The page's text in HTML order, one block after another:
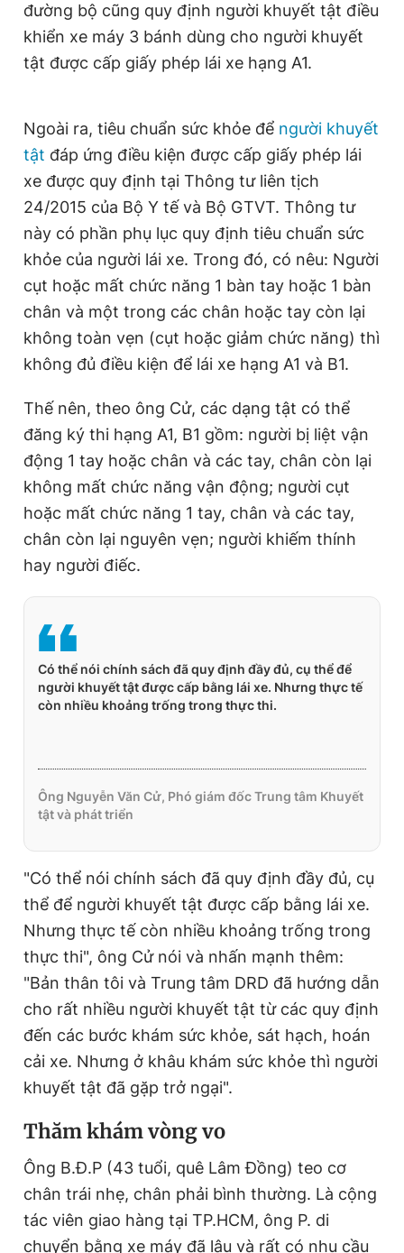
đường bộ cũng quy định người khuyết tật điều
khiển xe máy 3 bánh dùng cho người khuyết
tật được cấp giấy phép lái xe hạng A1.
Ngoài ra, tiêu chuẩn sức khỏe để người khuyết
tật đáp ứng điều kiện được cấp giấy phép lái
xe được quy định tại Thông tư liên tịch
24/2015 của Bộ Y tế và Bộ GTVT. Thông tư
này có phần phụ lục quy định tiêu chuẩn sức
khỏe của người lái xe. Trong đó, có nêu: Người
cụt hoặc mất chức năng 1 bàn tay hoặc 1 bàn
chân và một trong các chân hoặc tay còn lại
không toàn vẹn (cụt hoặc giảm chức năng) thì
không đủ điều kiện để lái xe hạng A1 và B1.
Thế nên, theo ông Cử, các dạng tật có thể
đăng ký thi hạng A1, B1 gồm: người bị liệt vận
động 1 tay hoặc chân và các tay, chân còn lại
không mất chức năng vận động; người cụt
hoặc mất chức năng 1 tay, chân và các tay,
chân còn lại nguyên vẹn; người khiếm thính
hay người điếc.
Có thể nói chính sách đã quy định đầy đủ, cụ thể để
người khuyết tật được cấp bằng lái xe. Nhưng thực tế
còn nhiều khoảng trống trong thực thi.
Ông Nguyễn Văn Cử, Phó giám đốc Trung tâm Khuyết
tật và phát triển
"Có thể nói chính sách đã quy định đầy đủ, cụ
thể để người khuyết tật được cấp bằng lái xe.
Nhưng thực tế còn nhiều khoảng trống trong
thực thi", ông Cử nói và nhấn mạnh thêm:
"Bản thân tôi và Trung tâm DRD đã hướng dẫn
cho rất nhiều người khuyết tật từ các quy định
đến các bước khám sức khỏe, sát hạch, hoán
cải xe. Nhưng ở khâu khám sức khỏe thì người
khuyết tật đã gặp trở ngại".
Thăm khám vòng vo
Ông B.Đ.P (43 tuổi, quê Lâm Đồng) teo cơ
chân trái nhẹ, chân phải bình thường. Là cộng
tác viên giao hàng tại TP.HCM, ông P. di
chuyển bằng xe máy đã lâu và rất có nhu cầu